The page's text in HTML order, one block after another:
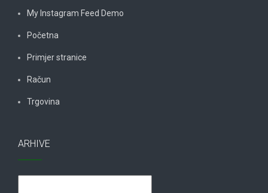
My Instagram Feed Demo
Početna
Primjer stranice
Račun
Trgovina
ARHIVE